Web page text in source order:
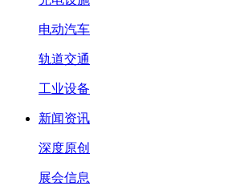
电动汽车
轨道交通
工业设备
新闻资讯
深度原创
展会信息